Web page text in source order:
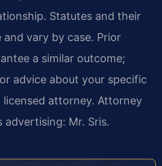
Statutes and their
vary by case. Prior
a similar outcome;
advice about your specific
licensed attorney. Attorney
Mr. Sris.